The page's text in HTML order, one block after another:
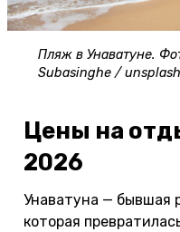
Пляж в Унаватуне.
Subasinghe /
Цены на
2026
Унаватуна — бывшая
которая